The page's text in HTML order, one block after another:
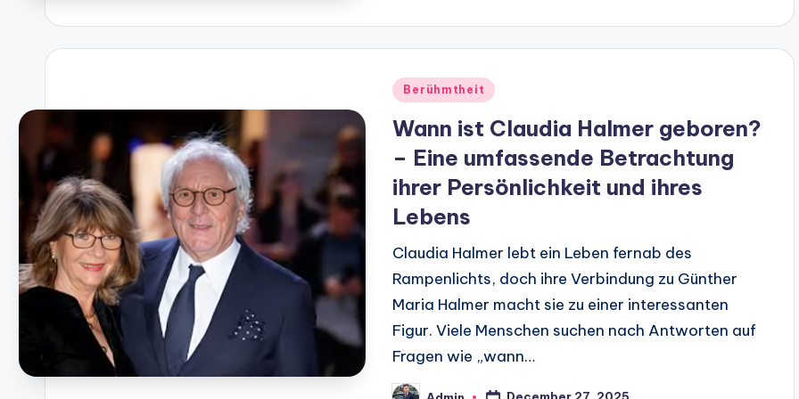
Berühmtheit
Wann ist Claudia Halmer geboren?
– Eine umfassende Betrachtung
ihrer Persönlichkeit und ihres
Lebens
Claudia Halmer lebt ein Leben fernab des
Rampenlichts, doch ihre Verbindung zu Günther
Maria Halmer macht sie zu einer interessanten
Figur. Viele Menschen suchen nach Antworten auf
Fragen wie „wann…